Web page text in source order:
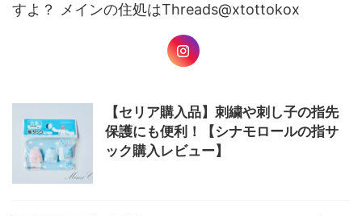
すよ？ メインの住処はThreads@xtottokox
【セリア購入品】刺繍や刺し子の指先
保護にも便利！【シナモロールの指サ
ック購入レビュー】